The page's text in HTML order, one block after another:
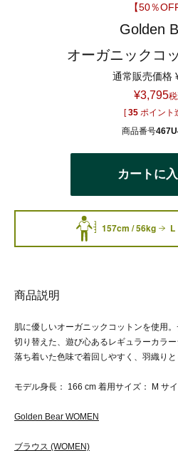
【50％
Golden
オーガニックコ
通常販売価格
¥3,795
[ 35 ポイント
商品番号
カートに
157cm / 56kg L
商品説明
肌に優しいオーガニックコットンを使用
切り替えた、遊び心あるレギュラーカラ
落ち着いた色味で着回しやすく、羽織り
モデル身長： 166 cm 着用サイズ： M サ
Golden Bear WOMEN
ブラウス (WOMEN)